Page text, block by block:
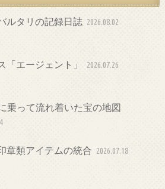
ルタリの記録日誌 2026.08.02
「エージェント」 2026.07.26
乗って流れ着いた宝の地図
章類アイテムの統合 2026.07.18